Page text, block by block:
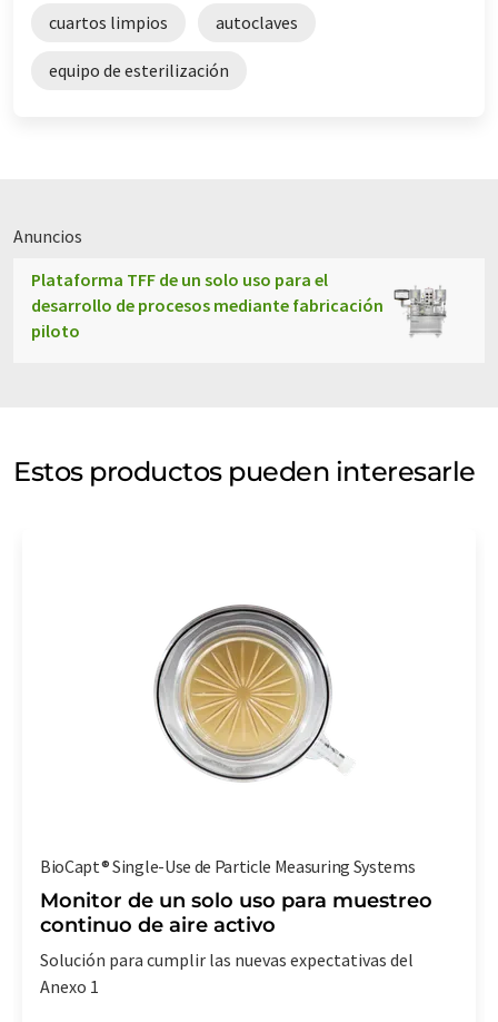
cuartos limpios autoclaves
equipo de esterilización
Anuncios
Plataforma TFF de un solo uso para el
desarrollo de procesos mediante fabricación
piloto
Estos productos pueden interesarle
BioCapt® Single-Use de Particle Measuring Systems
Monitor de un solo uso para muestreo
continuo de aire activo
Solución para cumplir las nuevas expectativas del
Anexo 1